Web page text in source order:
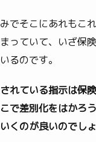
でそこにあれもこ
っていて、いざ保
るのです。
れている指示は保
で差別化をはかろ
くのが良いのでしょ